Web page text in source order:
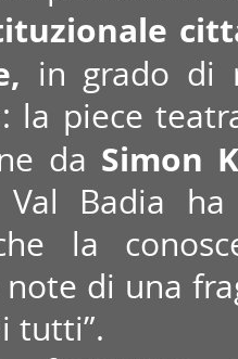
in grado di
la piece
da Simon
Badia
la
di una
tutti”.